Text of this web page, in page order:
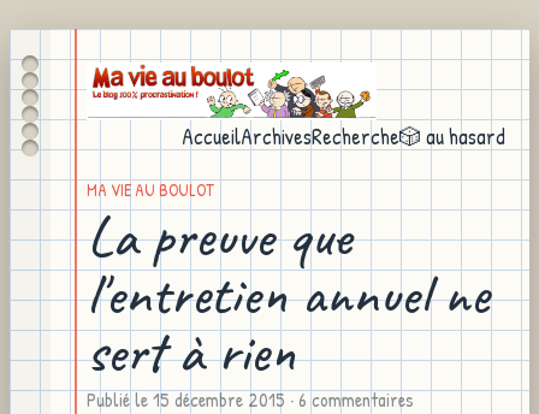
AccueilArchivesRecherche🎲 au hasard
MA VIE AU BOULOT
La preuve que
l'entretien annuel ne
sert à rien
Publié le15 décembre 2015· 6 commentaires